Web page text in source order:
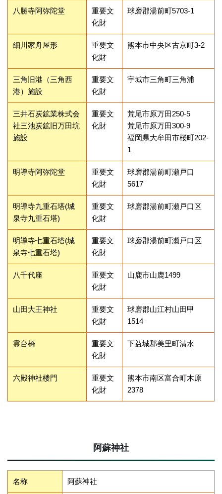
八勝寺阿弥陀堂
重要文
化財
球磨郡湯前町5703-1
細川家舟屋形
重要文
化財
熊本市中央区古京町3-2
三角旧港（三角西
港）施設
重要文
化財
宇城市三角町三角浦
三井石炭鉱業株式会
社三池炭鉱旧万田坑
施設
重要文
化財
荒尾市原万田250-5
荒尾市原万田300-9
福岡県大牟田市桜町202-
1
明導寺阿弥陀堂
重要文
化財
球磨郡湯前町瀬戸口
5617
明導寺九重石塔(城
泉寺九重石塔)
重要文
化財
球磨郡湯前町瀬戸口区
明導寺七重石塔(城
泉寺七重石塔)
重要文
化財
球磨郡湯前町瀬戸口区
八千代座
重要文
化財
山鹿市山鹿1499
山田大王神社
重要文
化財
球磨郡山江村山田甲
1514
霊台橋
重要文
化財
下益城郡美里町清水
六殿神社楼門
重要文
化財
熊本市南区富合町木原
2378
阿蘇神社
名称 阿蘇神社